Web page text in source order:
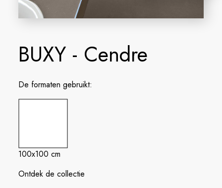
BUXY - Cendre
De formaten gebruikt:
100x100 cm
Ontdek de collectie